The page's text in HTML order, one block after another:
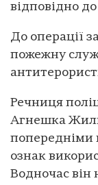
відповідно
До операції
пожежну
Речниця
Агнешка
попередніми
ознак
Водночас він